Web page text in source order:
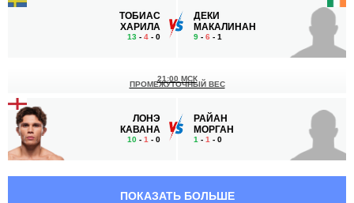
ТОБИАС
ХАРИЛА
13 - 4 - 0
ДЕКИ
МАКАЛИНАН
9 - 6 - 1
ЛОНЭ
КАВАНА
10 - 1 - 0
21:00 МСК
ПРОМЕЖУТОЧНЫЙ ВЕС
РАЙАН
МОРГАН
1 - 1 - 0
ПОКАЗАТЬ БОЛЬШЕ